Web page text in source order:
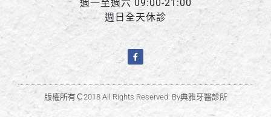
週一至週六 09:00-21:00
週日全天休診
版權所有Ｃ2018 All Rights Reserved. By典雅牙醫診所